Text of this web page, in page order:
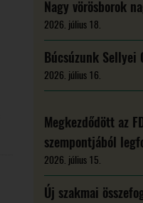
Nagy vörösborok
2026. július 18.
Búcsúzunk Sellyei
2026. július 16.
Megkezdődött az
szempontjából
2026. július 15.
Új szakmai